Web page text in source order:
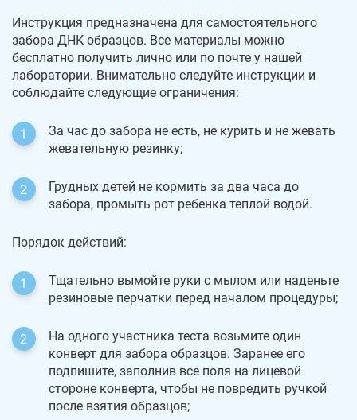
Инструкция предназначена для самостоятельного
забора ДНК образцов. Все материалы можно
бесплатно получить лично или по почте у нашей
лаборатории. Внимательно следуйте инструкции и
соблюдайте следующие ограничения:
За час до забора не есть, не курить и не жевать
жевательную резинку;
Грудных детей не кормить за два часа до
забора, промыть рот ребенка теплой водой.
Порядок действий:
Тщательно вымойте руки с мылом или наденьте
резиновые перчатки перед началом процедуры;
На одного участника теста возьмите один
конверт для забора образцов. Заранее его
подпишите, заполнив все поля на лицевой
стороне конверта, чтобы не повредить ручкой
после взятия образцов;